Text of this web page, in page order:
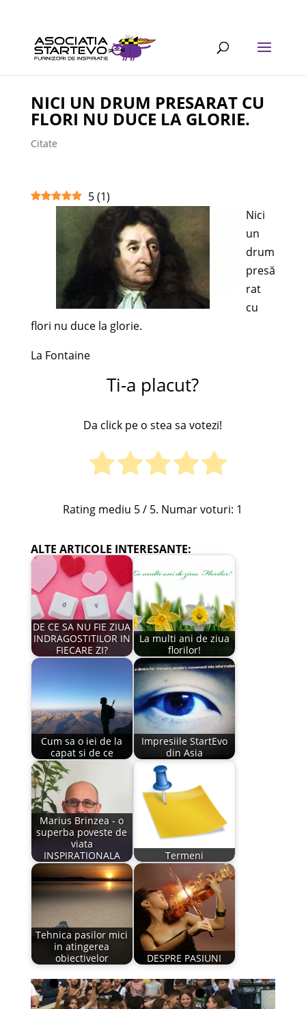
NICI UN DRUM PRESARAT CU
FLORI NU DUCE LA GLORIE.
Citate
5 (1)
Nici
un
drum
presă
rat
cu
flori nu duce la glorie.
La Fontaine
Ti-a placut?
Da click pe o stea sa votezi!
Rating mediu 5/ 5. Numar voturi: 1
ALTE ARTICOLE INTERESANTE:
DE CE SA NU FIE ZIUA
INDRAGOSTITILOR IN
FIECARE ZI?
La multi ani de ziua
florilor!
Cum sa o iei de la
capat si de ce
Impresiile StartEvo
din Asia
Marius Brinzea - o
superba poveste de
viata
INSPIRATIONALA
Termeni
Tehnica pasilor mici
in atingerea
obiectivelor
DESPRE PASIUNI